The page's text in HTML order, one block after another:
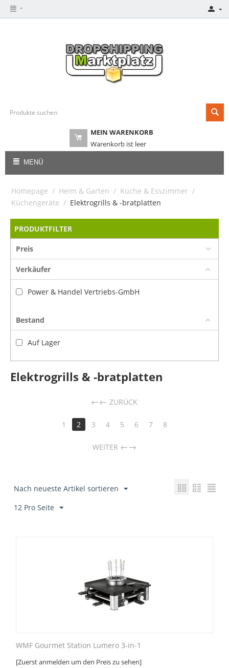
MEIN WARENKORB
Warenkorb ist leer
MENÜ
Homepage / Heim & Garten / Küche & Esszimmer /
Küchengeräte / Elektrogrills & -bratplatten
PRODUKTFILTER
Preis
Verkäufer
Power & Handel Vertriebs-GmbH
Bestand
Auf Lager
Elektrogrills & -bratplatten
← ZURÜCK
1 2 3 4 5 6 7 8
WEITER →
Nach neueste Artikel sortieren
12 Pro Seite
WMF Gourmet Station Lumero 3-in-1
[Zuerst anmelden um den Preis zu sehen]